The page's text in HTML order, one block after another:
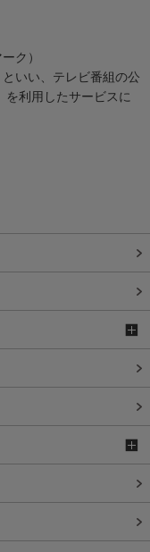
ク）
といい、テレビ番組の公
を利用したサービスに